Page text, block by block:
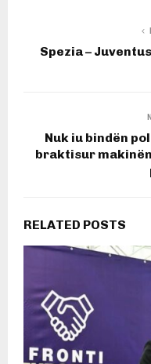
Spezia –
Nuk iu bindën
braktisur
RELATED POSTS